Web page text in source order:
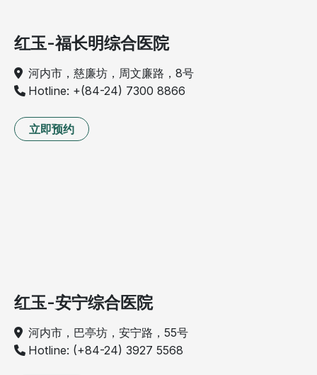
红玉-福长明综合医院
河内市，慈廉坊，周文廉路，8号
Hotline: +(84-24) 7300 8866
立即预约
红玉-安宁综合医院
河内市，巴亭坊，安宁路，55号
Hotline: (+84-24) 3927 5568